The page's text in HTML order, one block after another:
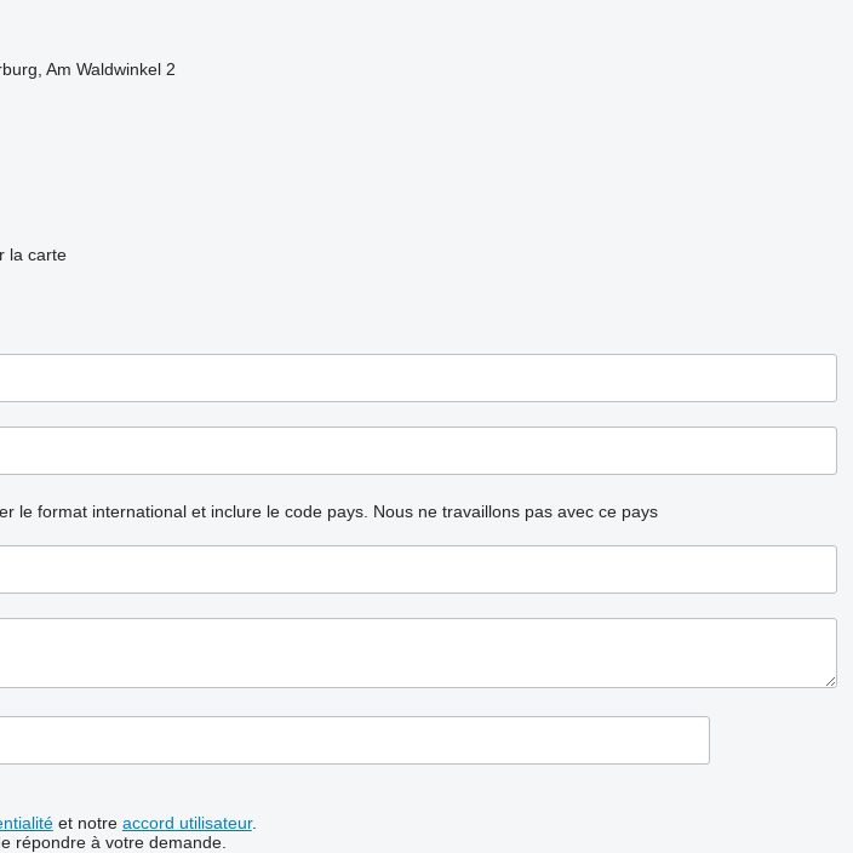
Am Waldwinkel 2
la carte
le format international et inclure le code pays. Nous ne travaillons pas avec ce pays
et notre accord utilisateur.
répondre à votre demande.